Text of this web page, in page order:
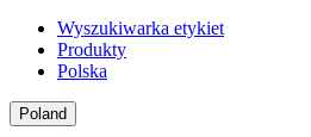
Wyszukiwarka etykiet
Produkty
Polska
Poland